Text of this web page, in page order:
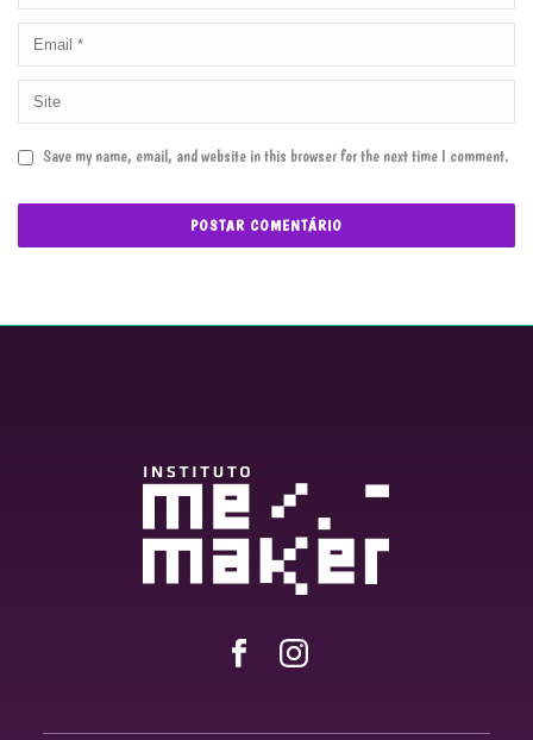
Save my name, email, and website in this browser for the next time I comment.